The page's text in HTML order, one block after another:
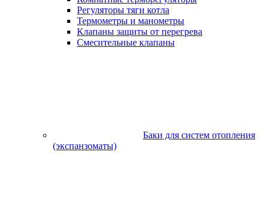
Регуляторы тяги котла
Термометры и манометры
Клапаны защиты от перегрева
Смесительные клапаны
Баки для систем отопления
(экспанзоматы)